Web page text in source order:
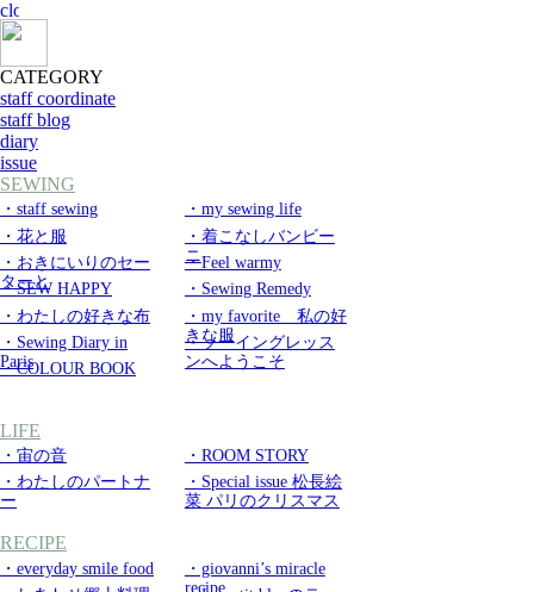
CATEGORY
staff coordinate
staff blog
diary
issue
SEWING
・staff sewing
・my sewing life
・花と服
・着こなしバンビー
ニ
・おきにいりのセー
ターと
・Feel warmy
・SEW HAPPY
・Sewing Remedy
・わたしの好きな布
・my favorite 私の好
きな服
・Sewing Diary in
Paris
・ソーイングレッス
ンへようこそ
・COLOUR BOOK
LIFE
・宙の音
・ROOM STORY
・わたしのパートナ
ー
・Special issue 松長絵
菜 パリのクリスマス
RECIPE
・everyday smile food
・giovanni’s miracle
recipe